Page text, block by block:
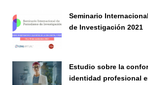
Seminario
de Investigación 2021
Estudio sobre la
identidad profesional
Páginas